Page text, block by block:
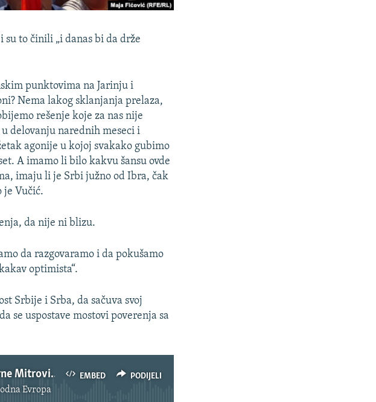
su to činili „i danas bi da drže
punktovima na Jarinju i
Nema lakog sklanjanja prelaza,
rešenje koje za nas nije
delovanju narednih meseci i
agonije u kojoj svakako gubimo
A imamo li bilo kakvu šansu ovde
imaju li je Srbi južno od Ibra, čak
je Vučić.
da nije ni blizu.
da razgovaramo i da pokušamo
optimista“.
Srbije i Srba, da sačuva svoj
se uspostave mostovi poverenja sa
EMBED PODIJELI
Građani Severne Mitrovice o Vučićevoj poseti
Evropa
available